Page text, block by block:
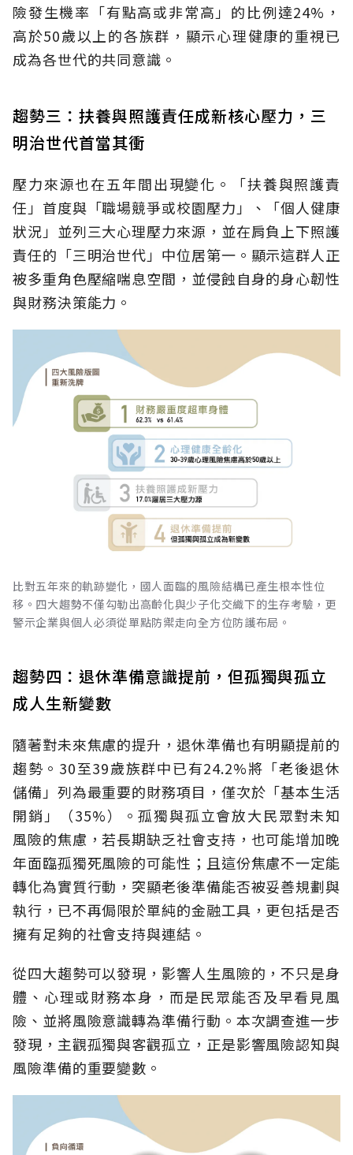
險發生機率「有點高或非常高」的比例達24%，
高於50歲以上的各族群，顯示心理健康的重視已
成為各世代的共同意識。
趨勢三：扶養與照護責任成新核心壓力，三
明治世代首當其衝
壓力來源也在五年間出現變化。「扶養與照護責
任」首度與「職場競爭或校園壓力」、「個人健康
狀況」並列三大心理壓力來源，並在肩負上下照護
責任的「三明治世代」中位居第一。顯示這群人正
被多重角色壓縮喘息空間，並侵蝕自身的身心韌性
與財務決策能力。
比對五年來的軌跡變化，國人面臨的風險結構已產生根本性位
移。四大趨勢不僅勾勒出高齡化與少子化交織下的生存考驗，更
警示企業與個人必須從單點防禦走向全方位防護布局。
趨勢四：退休準備意識提前，但孤獨與孤立
成人生新變數
隨著對未來焦慮的提升，退休準備也有明顯提前的
趨勢。30至39歲族群中已有24.2%將「老後退休
儲備」列為最重要的財務項目，僅次於「基本生活
開銷」（35%）。孤獨與孤立會放大民眾對未知
風險的焦慮，若長期缺乏社會支持，也可能增加晚
年面臨孤獨死風險的可能性；且這份焦慮不一定能
轉化為實質行動，突顯老後準備能否被妥善規劃與
執行，已不再侷限於單純的金融工具，更包括是否
擁有足夠的社會支持與連結。
從四大趨勢可以發現，影響人生風險的，不只是身
體、心理或財務本身，而是民眾能否及早看見風
險、並將風險意識轉為準備行動。本次調查進一步
發現，主觀孤獨與客觀孤立，正是影響風險認知與
風險準備的重要變數。